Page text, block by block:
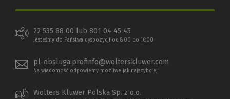
22 535 88 00 lub 801 04 45 45
Jesteśmy do Państwa dyspozycji od 8:00 do 16:00
pl-obsluga.profinfo@wolterskluwer.com
Na wiadomość odpowiemy możliwe jak najszybciej.
Wolters Kluwer Polska Sp. z o.o.